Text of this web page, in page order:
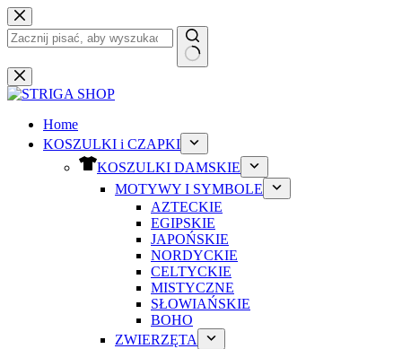
Przejdź
do
treści
Brak
wyników
Home
KOSZULKI i CZAPKI
KOSZULKI DAMSKIE
MOTYWY I SYMBOLE
AZTECKIE
EGIPSKIE
JAPOŃSKIE
NORDYCKIE
CELTYCKIE
MISTYCZNE
SŁOWIAŃSKIE
BOHO
ZWIERZĘTA